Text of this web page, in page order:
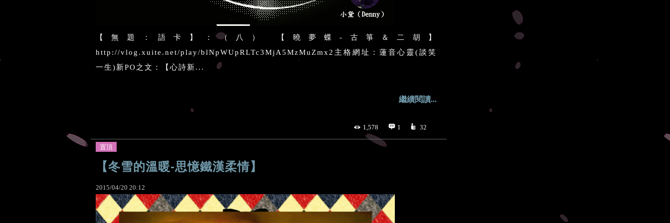
【無題：語卡】：（八） 【曉夢蝶-古箏＆二胡】
http://vlog.xuite.net/play/blNpWUpRLTc3MjA5MzMuZmx2主格網址：蓮音心靈(談笑
一生)新PO之文：【心詩新...
繼續閱讀...
1,578 1 32
置頂
【冬雪的溫暖-思憶鐵漢柔情】
2015/04/20 20:12